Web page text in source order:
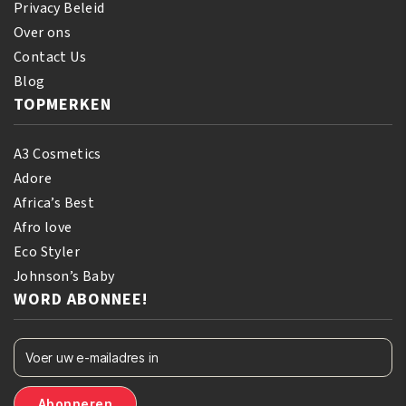
Privacy Beleid
Over ons
Contact Us
Blog
TOPMERKEN
A3 Cosmetics
Adore
Africa’s Best
Afro love
Eco Styler
Johnson’s Baby
WORD ABONNEE!